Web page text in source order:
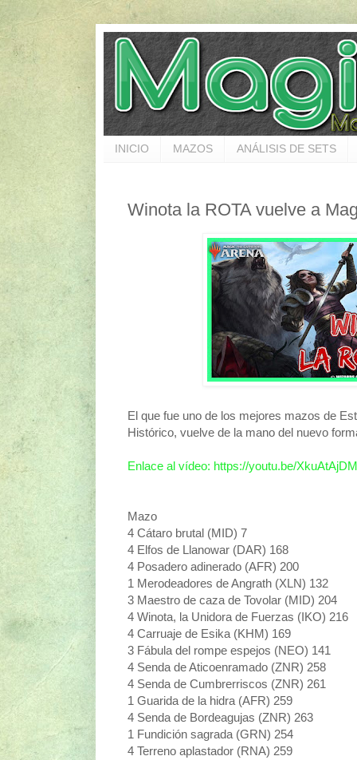
INICIO MAZOS ANÁLISIS DE SETS
Winota la ROTA vuelve a
El que fue uno de los mejores mazos de
Histórico, vuelve de la mano del nuevo
Enlace al vídeo: https://youtu.be/
Mazo
4 Cátaro brutal (MID) 7
4 Elfos de Llanowar (DAR) 168
4 Posadero adinerado (AFR) 200
1 Merodeadores de Angrath (XLN) 132
3 Maestro de caza de Tovolar (MID) 204
4 Winota, la Unidora de Fuerzas (IKO) 216
4 Carruaje de Esika (KHM) 169
3 Fábula del rompe espejos (NEO) 141
4 Senda de Aticoenramado (ZNR) 258
4 Senda de Cumbrerriscos (ZNR) 261
1 Guarida de la hidra (AFR) 259
4 Senda de Bordeagujas (ZNR) 263
1 Fundición sagrada (GRN) 254
4 Terreno aplastador (RNA) 259